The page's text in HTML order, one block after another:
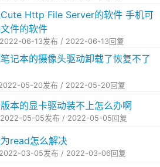
Http File Server的软件 手机可
件的软件
06-13发布 / 2022-06-13回复
记本的摄像头驱动卸载了恢复不了
05-20发布 / 2022-05-20回复
本的显卡驱动装不上怎么办啊
05-05发布 / 2022-05-05回复
read怎么解决
03-05发布 / 2022-03-06回复